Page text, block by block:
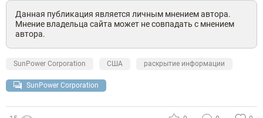
Данная публикация является личным мнением автора.
Мнение владельца сайта может не совпадать с мнением
автора.
SunPower Corporation США раскрытие информации
SunPower Corporation